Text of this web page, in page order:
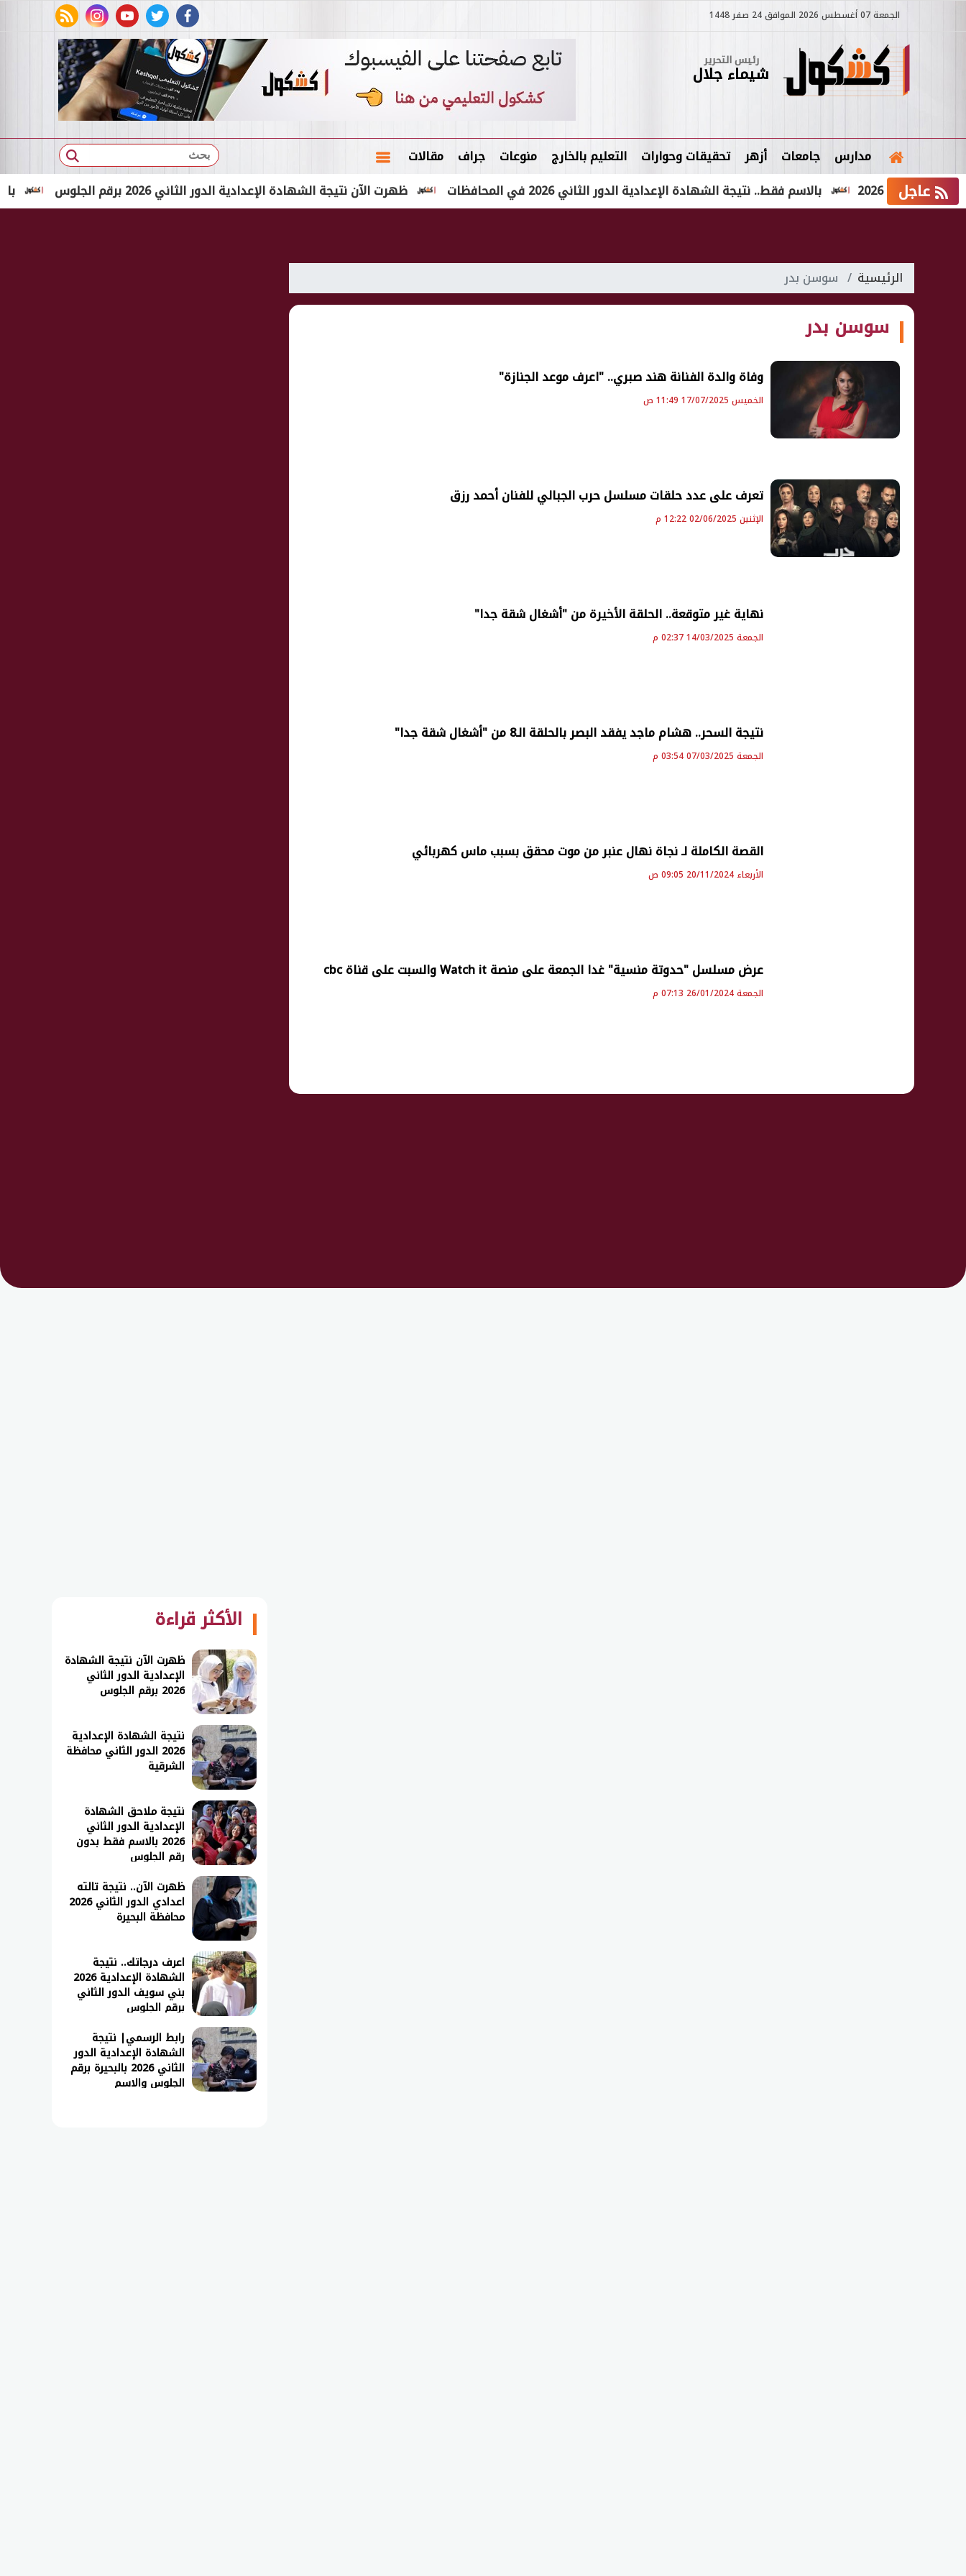
الجمعة 07 أغسطس 2026 الموافق 24 صفر 1448
facebook
twitter
youtube
instagram
rss feed
رئيس التحرير
شيماء جلال
مدارس جامعات أزهر تحقيقات وحوارات التعليم بالخارج منوعات جراف مقالات بحث
عاجل بالاسم ظهرت الآن نتيجة الشهادة الإعدادية الدور الثاني 2026 برقم الجلوس بالاسم فقط.. نتيجة الشهادة الإعدادية الدور الثاني 2026 في المحافظات 2026
الرئيسية سوسن بدر
سوسن بدر
وفاة والدة الفنانة هند صبري.. "اعرف موعد الجنازة"
الخميس 17/07/2025 11:49 ص
تعرف على عدد حلقات مسلسل حرب الجبالي للفنان أحمد رزق
الإثنين 02/06/2025 12:22 م
نهاية غير متوقعة.. الحلقة الأخيرة من "أشغال شقة جدا"
الجمعة 14/03/2025 02:37 م
نتيجة السحر.. هشام ماجد يفقد البصر بالحلقة الـ8 من "أشغال شقة جدا"
الجمعة 07/03/2025 03:54 م
القصة الكاملة لـ نجاة نهال عنبر من موت محقق بسبب ماس كهربائي
الأربعاء 20/11/2024 09:05 ص
عرض مسلسل "حدوتة منسية" غدا الجمعة على منصة Watch it والسبت على قناة cbc
الجمعة 26/01/2024 07:13 م
الأكثر قراءة
ظهرت الآن نتيجة الشهادة
الإعدادية الدور الثاني
2026 برقم الجلوس
نتيجة الشهادة الإعدادية
2026 الدور الثاني محافظة
الشرقية
نتيجة ملاحق الشهادة
الإعدادية الدور الثاني
2026 بالاسم فقط بدون
رقم الجلوس
ظهرت الآن.. نتيجة تالته
اعدادي الدور الثاني 2026
محافظة البحيرة
اعرف درجاتك.. نتيجة
الشهادة الإعدادية 2026
بني سويف الدور الثاني
برقم الجلوس
رابط الرسمي| نتيجة
الشهادة الإعدادية الدور
الثاني 2026 بالبحيرة برقم
الجلوس والاسم